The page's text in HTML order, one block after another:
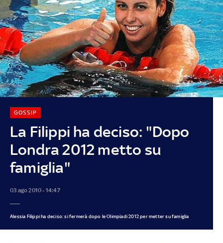
La Filippi ha deciso: "Dopo
Londra 2012 metto su
famiglia"
GOSSIP
03 ago 2010 - 14:47
Alessia Filippi ha deciso: si fermerà dopo le Olimpiadi 2012 per metter su famiglia